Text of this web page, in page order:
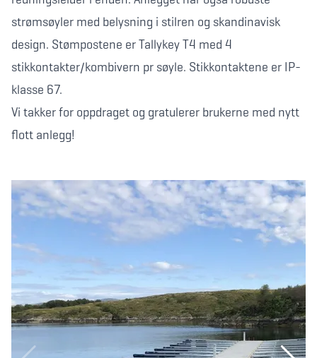
strømsøyler med belysning i stilren og skandinavisk
design. Stømpostene er Tallykey T4 med 4
stikkontakter/kombivern pr søyle. Stikkontaktene er IP-
klasse 67.
Vi takker for oppdraget og gratulerer brukerne med nytt
flott anlegg!